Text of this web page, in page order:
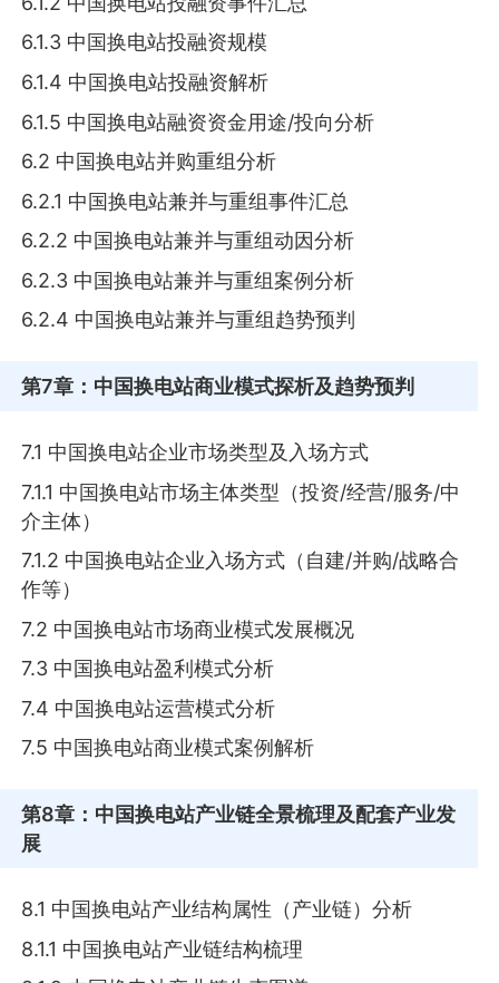
6.1.3 中国换电站投融资规模
6.1.4 中国换电站投融资解析
6.1.5 中国换电站融资资金用途/投向分析
6.2 中国换电站并购重组分析
6.2.1 中国换电站兼并与重组事件汇总
6.2.2 中国换电站兼并与重组动因分析
6.2.3 中国换电站兼并与重组案例分析
6.2.4 中国换电站兼并与重组趋势预判
第7章 ：中国换电站商业模式探析及趋势预判
7.1 中国换电站企业市场类型及入场方式
7.1.1 中国换电站市场主体类型（投资/经营/服务/中
介主体）
7.1.2 中国换电站企业入场方式（自建/并购/战略合
作等）
7.2 中国换电站市场商业模式发展概况
7.3 中国换电站盈利模式分析
7.4 中国换电站运营模式分析
7.5 中国换电站商业模式案例解析
第8章 ：中国换电站产业链全景梳理及配套产业发
展
8.1 中国换电站产业结构属性（产业链）分析
8.1.1 中国换电站产业链结构梳理